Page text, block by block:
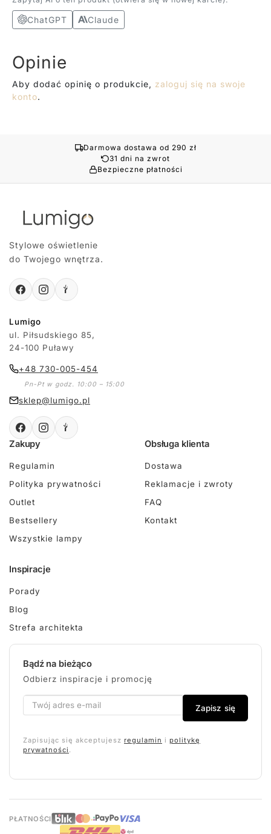
ChatGPT Claude
Opinie
Aby dodać opinię o produkcie, zaloguj się na swoje
konto.
Darmowa dostawa od 290 zł
31 dni na zwrot
Bezpieczne płatności
Stylowe oświetlenie
do Twojego wnętrza.
Lumigo
ul. Piłsudskiego 85,
24-100 Puławy
+48 730-005-454
Pn-Pt w godz. 10:00 – 15:00
sklep@lumigo.pl
Zakupy
Regulamin
Polityka prywatności
Outlet
Bestsellery
Wszystkie lampy
Obsługa klienta
Dostawa
Reklamacje i zwroty
FAQ
Kontakt
Inspiracje
Porady
Blog
Strefa architekta
Bądź na bieżąco
Odbierz inspiracje i promocję
Zapisz się
Zapisując się akceptujesz regulamin i politykę
prywatności .
PŁATNOŚCI